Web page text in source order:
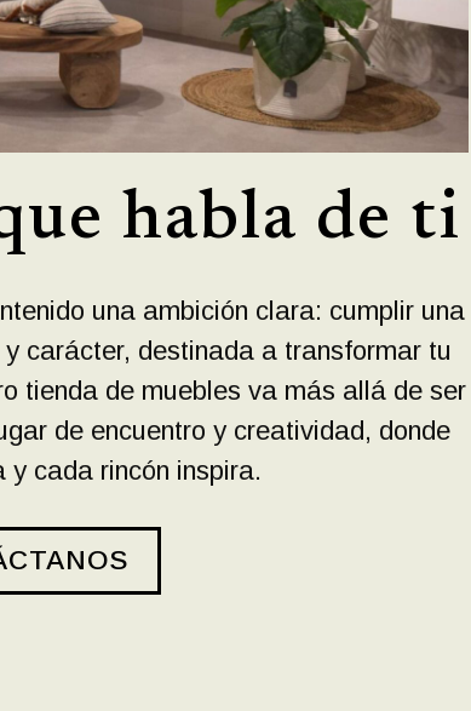
habla de ti
una ambición clara: cumplir una
carácter, destinada a transformar tu
tienda de muebles va más allá de ser
de encuentro y creatividad, donde
cada rincón inspira.